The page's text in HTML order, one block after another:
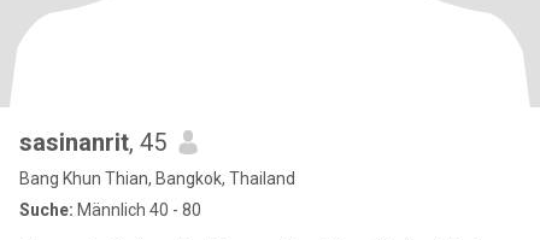
sasinanrit, 45
Bang Khun Thian, Bangkok, Thailand
Suche: Männlich 40 - 80